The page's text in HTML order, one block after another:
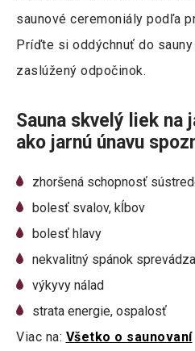
saunové ceremoniály podľa
Príďte si oddýchnuť do
zaslúžený odpočinok.
Sauna skvelý liek na
ako jarnú únavu
zhoršená schopnosť
bolesť svalov, kĺbov
bolesť hlavy
nekvalitný spánok
výkyvy nálad
strata energie, ospalosť
Viac na: Všetko o saunovaní